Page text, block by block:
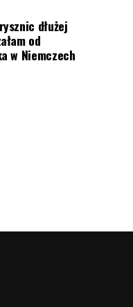
dłużej
od
w Niemczech